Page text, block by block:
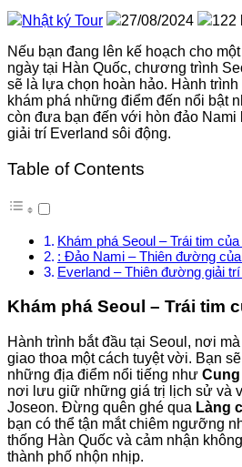
Nhật ký Tour 27/08/2024
122
Nếu bạn đang lên kế hoạch cho
ngày tại Hàn Quốc, chương trình
sẽ là lựa chọn hoàn hảo. Hành
khám phá những điểm đến nổi bật
còn đưa bạn đến với hòn đảo Nami
giải trí Everland sôi động.
Table of Contents
Khám phá Seoul – Trái tim
: Đảo Nami – Thiên đường
Everland – Thiên đường giải
Khám phá Seoul – Trái tim
Hành trình bắt đầu tại Seoul, nơi
giao thoa một cách tuyệt vời. Bạn
những địa điểm nổi tiếng như
nơi lưu giữ những giá trị lịch sử và
Joseon. Đừng quên ghé qua Làng
bạn có thể tận mắt chiêm ngưỡng
thống Hàn Quốc và cảm nhận
thành phố nhộn nhịp.